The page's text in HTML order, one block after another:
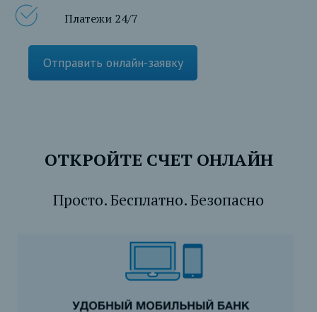
Платежи 24/7
Отправить онлайн-заявку
ОТКРОЙТЕ СЧЕТ ОНЛАЙН
Просто. Бесплатно. Безопасно